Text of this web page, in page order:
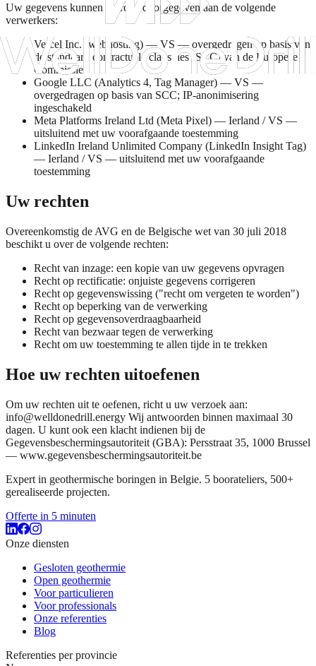
Uw gegevens kunnen worden doorgegeven aan de volgende
verwerkers:
Vercel Inc. (webhosting) — VS — overgedragen op basis van
de standaard contractuele clausules (SCC) van de Europese
Commissie
Google LLC (Analytics 4, Tag Manager) — VS —
overgedragen op basis van SCC; IP-anonimisering
ingeschakeld
Meta Platforms Ireland Ltd (Meta Pixel) — Ierland / VS —
uitsluitend met uw voorafgaande toestemming
LinkedIn Ireland Unlimited Company (LinkedIn Insight Tag)
— Ierland / VS — uitsluitend met uw voorafgaande
toestemming
Uw rechten
Overeenkomstig de AVG en de Belgische wet van 30 juli 2018
beschikt u over de volgende rechten:
Recht van inzage: een kopie van uw gegevens opvragen
Recht op rectificatie: onjuiste gegevens corrigeren
Recht op gegevenswissing ("recht om vergeten te worden")
Recht op beperking van de verwerking
Recht op gegevensoverdraagbaarheid
Recht van bezwaar tegen de verwerking
Recht om uw toestemming te allen tijde in te trekken
Hoe uw rechten uitoefenen
Om uw rechten uit te oefenen, richt u uw verzoek aan:
info@welldonedrill.energy Wij antwoorden binnen maximaal 30
dagen. U kunt ook een klacht indienen bij de
Gegevensbeschermingsautoriteit (GBA): Persstraat 35, 1000 Brussel
— www.gegevensbeschermingsautoriteit.be
Expert in geothermische boringen in Belgie. 5 boorateliers, 500+
gerealiseerde projecten.
Offerte in 5 minuten
Onze diensten
Gesloten geothermie
Open geothermie
Voor particulieren
Voor professionals
Onze referenties
Blog
Referenties per provincie